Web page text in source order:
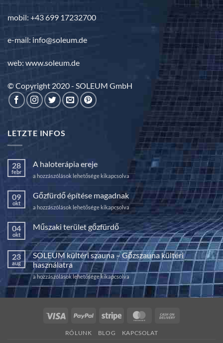
mobil: +43 699 17232700
e-mail: info@soleum.de
web: www.soleum.de
© Copyright 2020 - SOLEUM GmbH
LETZTE INFOS
28
febr
A haloterápia ereje
A
haloterápia
ereje
bejegyzéshez
a hozzászólások lehetősége kikapcsolva
09
okt
Gőzfürdő építése magadnak
Gőzfürdő
építése
magadnak
bejegyzéshez
a hozzászólások lehetősége kikapcsolva
04
okt
Műszaki terület gőzfürdő
Nincs
hozzászólás
a(z)
Műszaki
terület
gőzfürdő
bejegyzéshez
23
aug
SOLEUM kültéri szauna – Gőzszauna kültéri
használatra
SOLEUM
kültéri
szauna
kültéri
a hozzászólások lehetősége kikapcsolva
Visa PayPal Stripe MasterCard
RÓLUNK BLOG KAPCSOLAT